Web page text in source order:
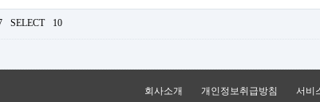
SELECT 10
회사소개 개인정보취급방침 서비